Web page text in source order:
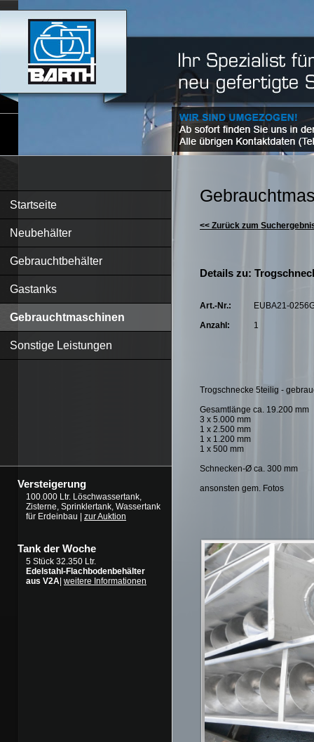
Startseite
Neubehälter
Gebrauchtbehälter
Gastanks
Gebrauchtmaschinen
Sonstige Leistungen
Versteigerung
100.000 Ltr. Löschwassertank,
Zisterne, Sprinklertank, Wassertank
für Erdeinbau | zur Auktion
Tank der Woche
5 Stück 32.350 Ltr.
Edelstahl-Flachbodenbehälter
aus V2A weitere Informationen
<< Zurück zum
Details zu:
Art.-Nr.:
EUBA21-
Anzahl:
1
Trogschnecke 5teilig -
Gesamtlänge ca. 19.200 mm
3 x 5.000 mm
1 x 2.500 mm
1 x 1.200 mm
1 x 500 mm
Schnecken-Ø ca. 300 mm
ansonsten gem. Fotos